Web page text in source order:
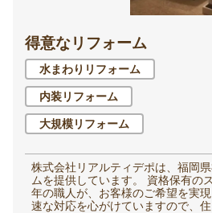
得意なリフォーム
水まわりリフォーム
内装リフォーム
大規模リフォーム
株式会社リアルティデポは、福岡
ムを提供しています。 資格保有の
年の職人が、お客様のご希望を実
速な対応を心がけていますので、住